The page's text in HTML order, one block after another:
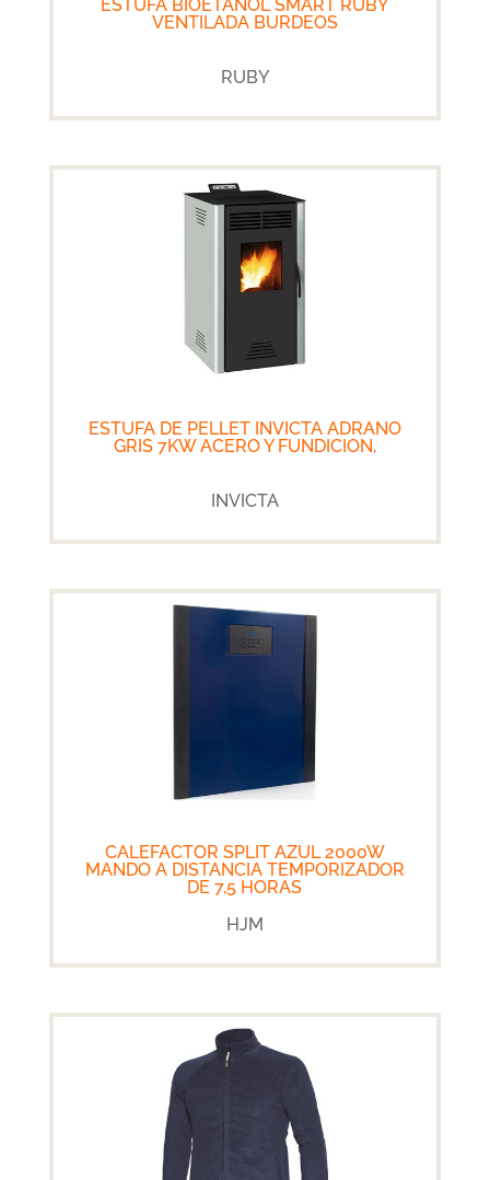
ESTUFA BIOETANOL SMART RUBY
VENTILADA BURDEOS
RUBY
ESTUFA DE PELLET INVICTA ADRANO
GRIS 7KW ACERO Y FUNDICION,
INVICTA
CALEFACTOR SPLIT AZUL 2000W
MANDO A DISTANCIA TEMPORIZADOR
DE 7,5 HORAS
HJM